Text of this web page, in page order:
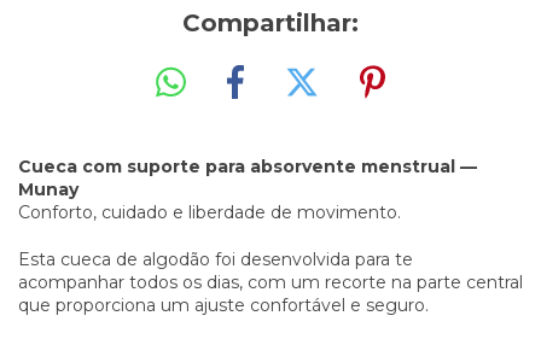
Compartilhar:
Cueca com suporte para absorvente menstrual —
Munay
Conforto, cuidado e liberdade de movimento.
Esta cueca de algodão foi desenvolvida para te
acompanhar todos os dias, com um recorte na parte central
que proporciona um ajuste confortável e seguro.